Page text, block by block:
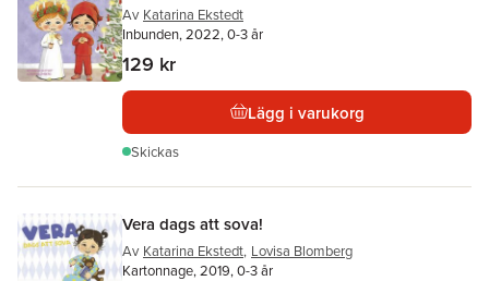
Av Katarina Ekstedt
Inbunden, 2022, 0-3 år
129 kr
Lägg i varukorg
Skickas
Vera dags att sova!
Av Katarina Ekstedt, Lovisa Blomberg
Kartonnage, 2019, 0-3 år